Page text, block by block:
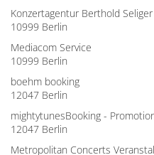
Konzertagentur Berthold Seliger
10999 Berlin
Mediacom Service
10999 Berlin
boehm booking
12047 Berlin
mightytunesBooking -
12047 Berlin
Metropolitan Concerts